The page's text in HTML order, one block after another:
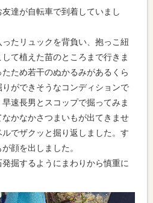
達が自転車で到着していまし
たリュックを背負い、抱っこ紐
て植えた苗のところまで行きま
ため若干のぬかるみがあるくら
ができそうなコンディションで
速長男とスコップで掘ってみま
かなかさつまいもが出てきませ
でザクッと掘り返しました。す
顔を出しました。
掘するようにまわりから慎重に